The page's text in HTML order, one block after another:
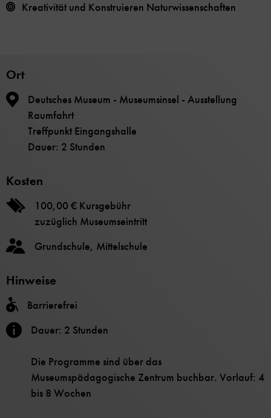
Kreativität und Konstruieren Naturwissenschaften
Ort
Deutsches Museum - Museumsinsel - Ausstellung
Raumfahrt
Treffpunkt Eingangshalle
Dauer: 2 Stunden
Kosten
100,00 € Kursgebühr
zuzüglich Museumseintritt
Grundschule, Mittelschule
Hinweise
Barrierefrei
Dauer: 2 Stunden
Die Programme sind über das
Museumspädagogische Zentrum buchbar. Vorlauf: 4
bis 8 Wochen